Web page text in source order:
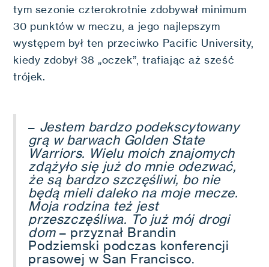
tym sezonie czterokrotnie zdobywał minimum
30 punktów w meczu, a jego najlepszym
występem był ten przeciwko Pacific University,
kiedy zdobył 38 „oczek”, trafiając aż sześć
trójek.
– Jestem bardzo podekscytowany
grą w barwach Golden State
Warriors. Wielu moich znajomych
zdążyło się już do mnie odezwać,
że są bardzo szczęśliwi, bo nie
będą mieli daleko na moje mecze.
Moja rodzina też jest
przeszczęśliwa. To już mój drogi
dom– przyznał Brandin
Podziemski podczas konferencji
prasowej w San Francisco.